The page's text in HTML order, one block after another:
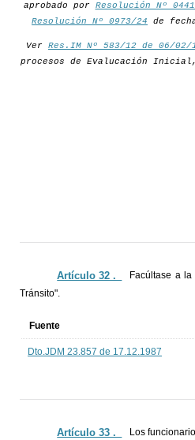
aprobado por Resolución Nº
Resolución Nº 0973/24 de
Ver Res.IM Nº 583/12 de 06/02/
procesos de Evalucación
Artículo 32 ._
Facúltase a
Tránsito".
Fuente
Dto.JDM 23.857 de 17.12.1987
Artículo 33 ._
Los